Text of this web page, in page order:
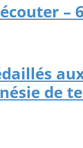
–
de